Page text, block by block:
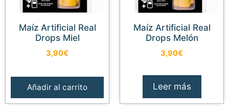
Maíz Artificial Real
Drops Miel
3,90€
Añadir al carrito
Maíz Artificial Real
Drops Melón
3,90€
Leer más